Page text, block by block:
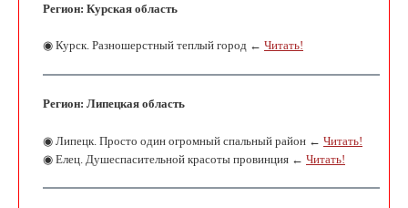
Регион: Курская область
◉ Курск. Разношерстный теплый город ← Читать!
Регион: Липецкая область
◉ Липецк. Просто один огромный спальный район ← Читать!
◉ Елец. Душеспасительной красоты провинция ← Читать!